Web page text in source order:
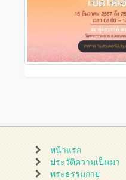
หน้าแรก
ประวัติความเป็นมา
พระธรรมกาย